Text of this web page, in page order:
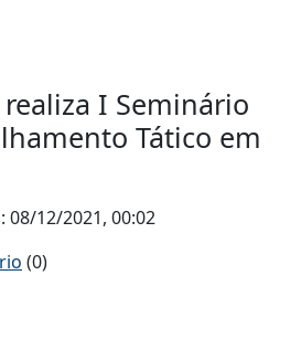
I Seminário
Tático em
08/12/2021, 00:02
(0)